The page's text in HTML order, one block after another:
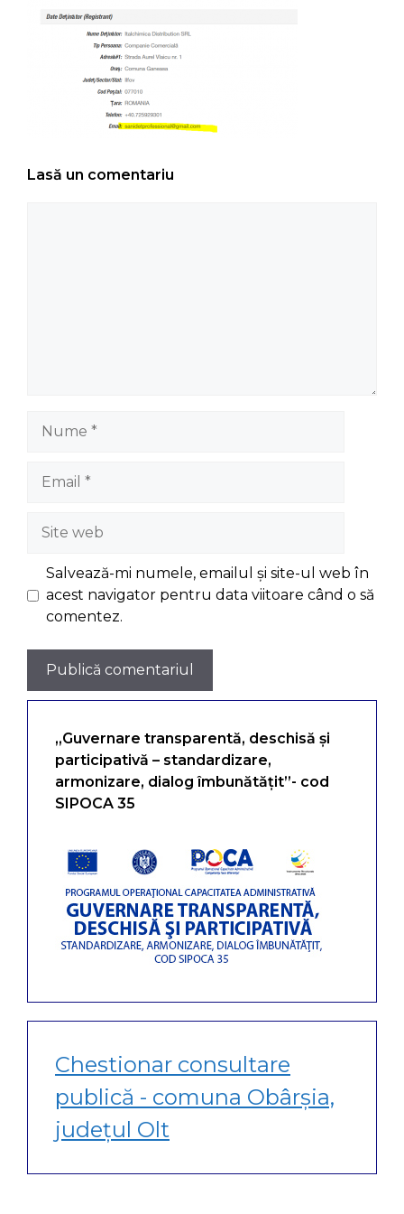
Lasă un comentariu
Site
web
Salvează-mi numele, emailul și site-ul web în
acest navigator pentru data viitoare când o să
comentez.
„Guvernare transparentă, deschisă și
participativă – standardizare,
armonizare, dialog îmbunătățit”- cod
SIPOCA 35
Chestionar consultare
publică - comuna Obârșia,
județul Olt